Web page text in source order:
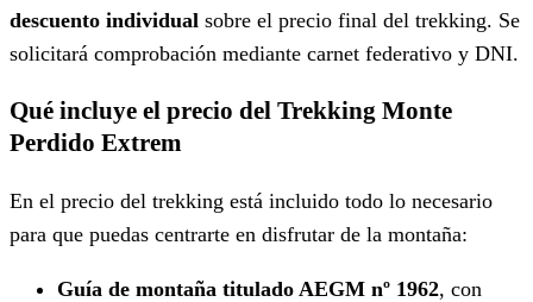
descuento individual sobre el precio final del trekking. Se
solicitará comprobación mediante carnet federativo y DNI.
Qué incluye el precio del Trekking Monte
Perdido Extrem
En el precio del trekking está incluido todo lo necesario
para que puedas centrarte en disfrutar de la montaña:
Guía de montaña titulado AEGM nº 1962, con